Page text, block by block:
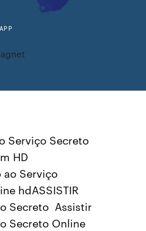
Serviço Secreto
HD
ao Serviço
hdASSISTIR
Secreto Assistir
Secreto Online